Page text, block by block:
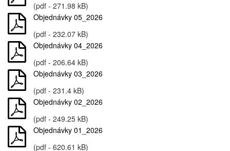
(pdf - 271.98 kB)
Objednávky 05_2026
(pdf - 232.07 kB)
Objednávky 04_2026
(pdf - 206.64 kB)
Objednávky 03_2026
(pdf - 231.4 kB)
Objednávky 02_2026
(pdf - 249.25 kB)
Objednávky 01_2026
(pdf - 620.61 kB)